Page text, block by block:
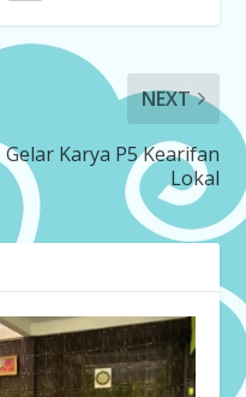
NEXT
Gelar Karya P5 Kearifan
Lokal